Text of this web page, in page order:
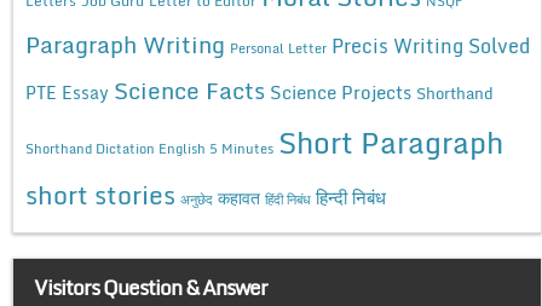
Paragraph Writing Personal Letter Precis Writing Solved
PTE Essay Science Facts Science Projects Shorthand
Shorthand Dictation English 5 Minutes Short Paragraph
short stories अनुछेद कहावत हिंदी निबंध हिन्दी निबंध
Visitors Question & Answer